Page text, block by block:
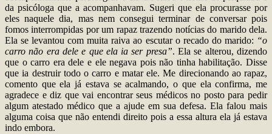
da psicóloga que a acompanhavam. Sugeri que ela procurasse por
eles naquele dia, mas nem consegui terminar de conversar pois
fomos interrompidas por um rapaz trazendo notícias do marido dela.
Ela se levantou com muita raiva ao escutar o recado do marido: “o
carro não era dele e que ela ia ser presa”. Ela se alterou, dizendo
que o carro era dele e ele negava pois não tinha habilitação. Disse
que ia destruir todo o carro e matar ele. Me direcionando ao rapaz,
comento que ela já estava se acalmando, o que ela confirma, me
agradece e diz que vai encontrar seus médicos no posto para pedir
algum atestado médico que a ajude em sua defesa. Ela falou mais
alguma coisa que não entendi direito pois a essa altura ela já estava
indo embora.